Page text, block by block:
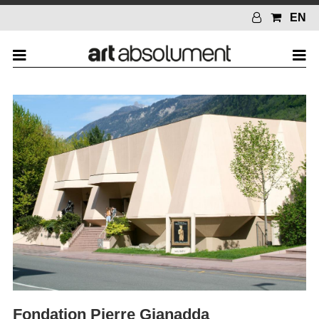
EN
Fondation Pierre Gianadda